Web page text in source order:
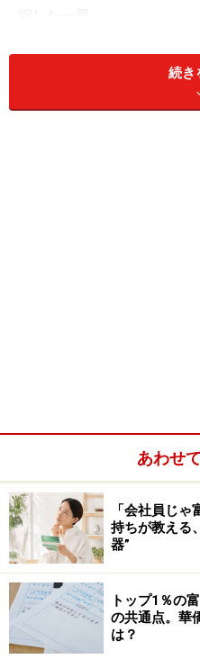
今回は本書から一部抜粋
る「グレーゾーンな審査
ず、安心して住み続ける
借りられる条件とは？
Q. 高齢になったら
いの？
続き
あわせ
「会社員じ
持ちが教える
器”
トップ1％の
の共通点。華
は？